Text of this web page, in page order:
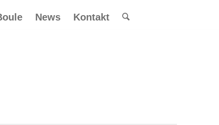
News Kontakt